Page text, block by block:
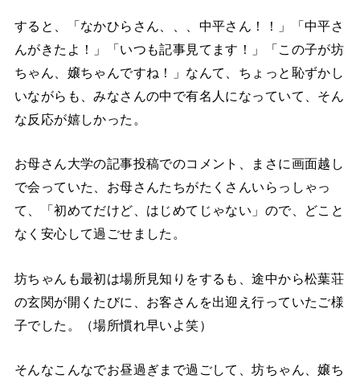
すると、「なかひらさん、、、中平さん！！」「中平さ
んがきたよ！」「いつも記事見てます！」「この子が坊
ちゃん、嬢ちゃんですね！」なんて、ちょっと恥ずかし
いながらも、みなさんの中で有名人になっていて、そん
な反応が嬉しかった。
お母さん大学の記事投稿でのコメント、まさに画面越し
で会っていた、お母さんたちがたくさんいらっしゃっ
て、「初めてだけど、はじめてじゃない」ので、どこと
なく安心して過ごせました。
坊ちゃんも最初は場所見知りをするも、途中から松葉荘
の玄関が開くたびに、お客さんを出迎え行っていたご様
子でした。（場所慣れ早いよ笑）
そんなこんなでお昼過ぎまで過ごして、坊ちゃん、嬢ち